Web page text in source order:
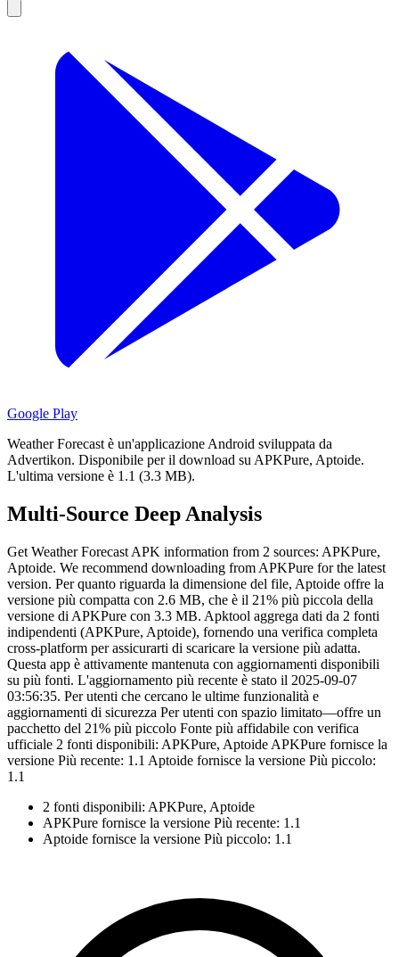
Google Play
Weather Forecast è un'applicazione Android sviluppata da
Advertikon. Disponibile per il download su APKPure, Aptoide.
L'ultima versione è 1.1 (3.3 MB).
Multi-Source Deep Analysis
Get Weather Forecast APK information from 2 sources: APKPure,
Aptoide. We recommend downloading from APKPure for the latest
version. Per quanto riguarda la dimensione del file, Aptoide offre la
versione più compatta con 2.6 MB, che è il 21% più piccola della
versione di APKPure con 3.3 MB. Apktool aggrega dati da 2 fonti
indipendenti (APKPure, Aptoide), fornendo una verifica completa
cross-platform per assicurarti di scaricare la versione più adatta.
Questa app è attivamente mantenuta con aggiornamenti disponibili
su più fonti. L'aggiornamento più recente è stato il 2025-09-07
03:56:35. Per utenti che cercano le ultime funzionalità e
aggiornamenti di sicurezza Per utenti con spazio limitato—offre un
pacchetto del 21% più piccolo Fonte più affidabile con verifica
ufficiale 2 fonti disponibili: APKPure, Aptoide APKPure fornisce la
versione Più recente: 1.1 Aptoide fornisce la versione Più piccolo:
1.1
2 fonti disponibili: APKPure, Aptoide
APKPure fornisce la versione Più recente: 1.1
Aptoide fornisce la versione Più piccolo: 1.1